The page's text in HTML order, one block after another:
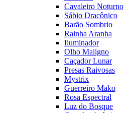
Cavaleiro Noturno
Sábio Dracônico
Barão Sombrio
Rainha Aranha
Iluminador
Olho Maligno
Caçador Lunar
Presas Raivosas
Mystrix
Guerreiro Mako
Rosa Espectral
Luz do Bosque